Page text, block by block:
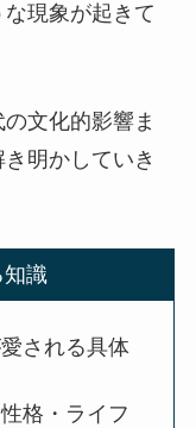
現象が起きて
文化的影響ま
明かしていき
知識
される具体
格・ライフ